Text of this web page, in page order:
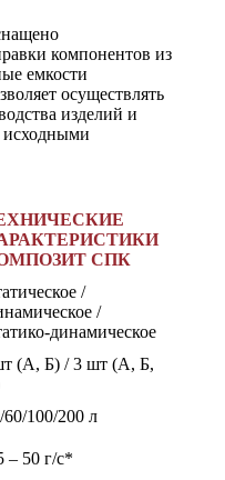
компонентов из
емкости
осуществлять
изделий и
исходными
СПК
/
/
динамическое
(А, Б) / 3 шт (А, Б,
60/100/200 л
– 50 г/с*